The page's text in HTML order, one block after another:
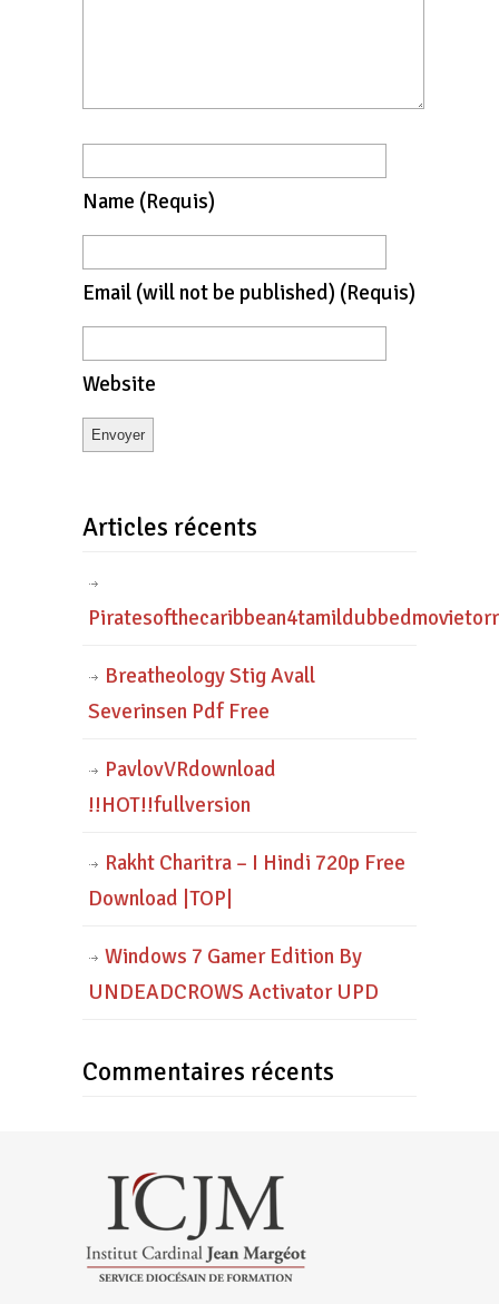
Name (requis)
Email (will not be published) (requis)
Website
Articles récents
Breatheology Stig Avall
Severinsen Pdf Free
PavlovVRdownload
!!HOT!!fullversion
Rakht Charitra – I Hindi 720p Free
Download |TOP|
Windows 7 Gamer Edition By
UNDEADCROWS Activator UPD
Commentaires récents